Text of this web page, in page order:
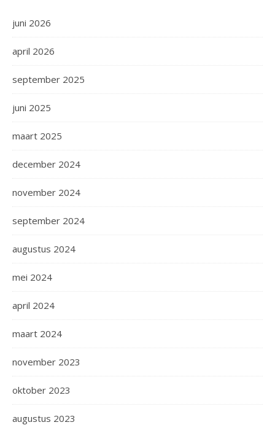
juni 2026
april 2026
september 2025
juni 2025
maart 2025
december 2024
november 2024
september 2024
augustus 2024
mei 2024
april 2024
maart 2024
november 2023
oktober 2023
augustus 2023